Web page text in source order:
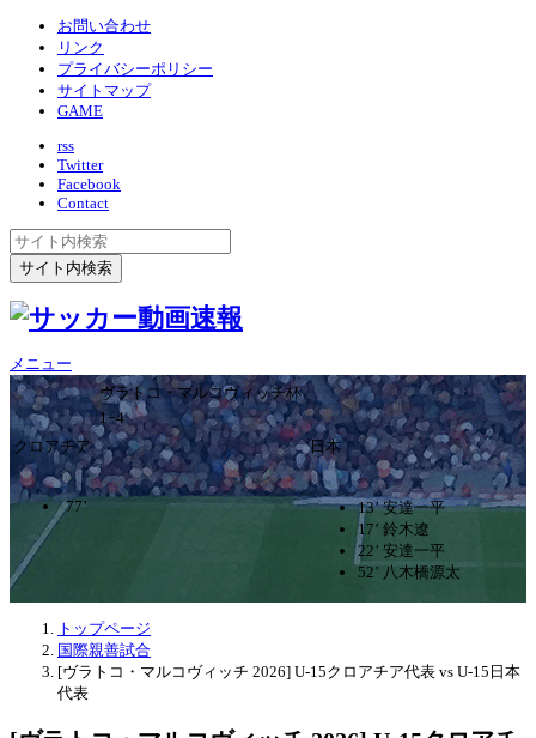
お問い合わせ
リンク
プライバシーポリシー
サイトマップ
GAME
rss
Twitter
Facebook
Contact
メニュー
ヴラトコ・マルコヴィッチ杯
1ｰ4
クロアチア
日本
77’
13’ 安達一平
17’ 鈴木遼
22’ 安達一平
52’ 八木橋源太
トップページ
国際親善試合
[ヴラトコ・マルコヴィッチ 2026] U-15クロアチア代表 vs U-15日本
代表